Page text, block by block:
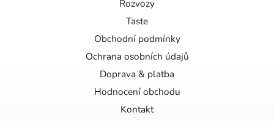
Rozvozy
Taste
Obchodní podmínky
Ochrana osobních údajů
Doprava & platba
Hodnocení obchodu
Kontakt